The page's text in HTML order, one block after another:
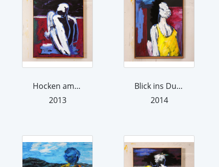
Hocken am Horizont
2013
Blick ins Dunkel
2014